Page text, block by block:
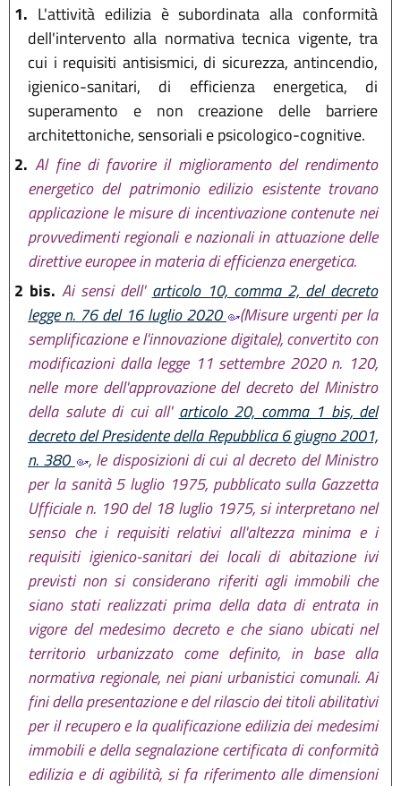
1. L'attività edilizia è subordinata alla conformità
dell'intervento alla normativa tecnica vigente, tra
cui i requisiti antisismici, di sicurezza, antincendio,
igienico-sanitari, di efficienza energetica, di
superamento e non creazione delle barriere
architettoniche, sensoriali e psicologico-cognitive.
2. Al fine di favorire il miglioramento del rendimento
energetico del patrimonio edilizio esistente trovano
applicazione le misure di incentivazione contenute nei
provvedimenti regionali e nazionali in attuazione delle
direttive europee in materia di efficienza energetica.
2 bis.Ai sensi dell' articolo 10, comma 2, del decreto
legge n. 76 del 16 luglio 2020
(Misure urgenti per la
semplificazione e l'innovazione digitale), convertito con
modificazioni dalla legge 11 settembre 2020 n. 120,
nelle more dell'approvazione del decreto del Ministro
della salute di cui all' articolo 20, comma 1 bis, del
decreto del Presidente della Repubblica 6 giugno 2001,
n. 380
, le disposizioni di cui al decreto del Ministro
per la sanità 5 luglio 1975, pubblicato sulla Gazzetta
Ufficiale n. 190 del 18 luglio 1975, si interpretano nel
senso che i requisiti relativi all'altezza minima e i
requisiti igienico-sanitari dei locali di abitazione ivi
previsti non si considerano riferiti agli immobili che
siano stati realizzati prima della data di entrata in
vigore del medesimo decreto e che siano ubicati nel
territorio urbanizzato come definito, in base alla
normativa regionale, nei piani urbanistici comunali. Ai
fini della presentazione e del rilascio dei titoli abilitativi
per il recupero e la qualificazione edilizia dei medesimi
immobili e della segnalazione certificata di conformità
edilizia e di agibilità, si fa riferimento alle dimensioni